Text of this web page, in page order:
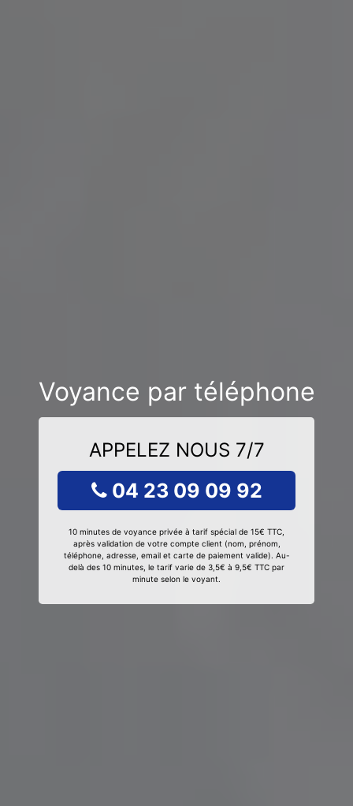
Voyance par téléphone
APPELEZ NOUS 7/7
04 23 09 09 92
10 minutes de voyance privée à tarif spécial de 15€ TTC,
après validation de votre compte client (nom, prénom,
téléphone, adresse, email et carte de paiement valide). Au-
delà des 10 minutes, le tarif varie de 3,5€ à 9,5€ TTC par
minute selon le voyant.